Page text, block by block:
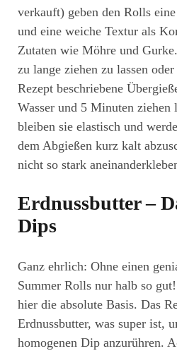
verkauft) geben den Rolls
und eine weiche Textur als
Zutaten wie Möhre und
zu lange ziehen zu lassen
Rezept beschriebene
Wasser und 5 Minuten ziehen
bleiben sie elastisch und
dem Abgießen kurz kalt
nicht so stark
Erdnussbutter –
Dips
Ganz ehrlich: Ohne einen
Summer Rolls nur halb so
hier die absolute Basis. Das
Erdnussbutter, was super ist,
homogenen Dip anzurühren.